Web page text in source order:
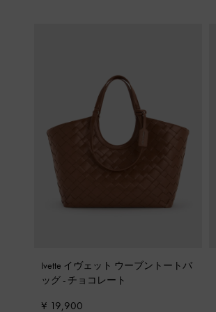
Ivette イヴェット ウーブントートバ
ッグ - チョコレート
¥ 19,900